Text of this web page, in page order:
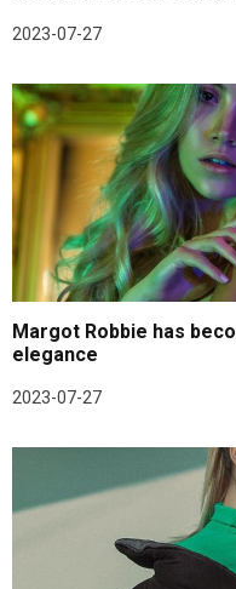
2023-07-27
Margot Robbie has
elegance
2023-07-27